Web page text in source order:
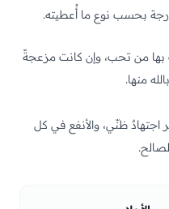
بحسب نوع ما أُعطيته.
بها من تحب، وإن كانت مزعجةً
منها.
ظنّي، والأنفع في كل